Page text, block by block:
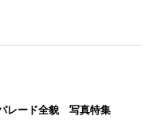
レード全貌 写真特集